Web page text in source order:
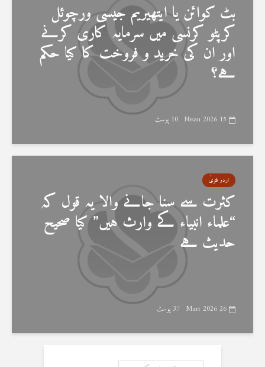
بٹ کوائن یا ایتھیریم جیسی ورچوئل
کرپٹو کرنسی میں سرمایہ کاری کرنے
اور ان کی خرید و فروخت کا کیا حکم
ہے؟
15 Nisan 2026 10 پوسٹ
اردو فتویٰ
کثرت سے سنا جانے والا یہ قول کہ
“علماء انبیاء کے وارث ہیں” کیا صحیح
حدیث ہے
26 Mart 2026 37 پوسٹ